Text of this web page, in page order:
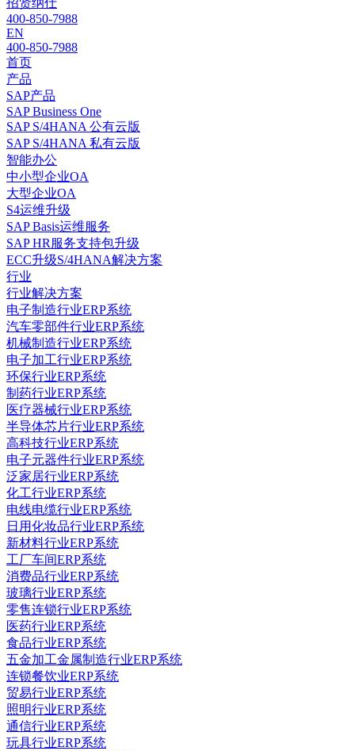
招贤纳仕
400-850-7988
EN
400-850-7988
首页
产品
SAP产品
SAP Business One
SAP S/4HANA 公有云版
SAP S/4HANA 私有云版
智能办公
中小型企业OA
大型企业OA
S4运维升级
SAP Basis运维服务
SAP HR服务支持包升级
ECC升级S/4HANA解决方案
行业
行业解决方案
电子制造行业ERP系统
汽车零部件行业ERP系统
机械制造行业ERP系统
电子加工行业ERP系统
环保行业ERP系统
制药行业ERP系统
医疗器械行业ERP系统
半导体芯片行业ERP系统
高科技行业ERP系统
电子元器件行业ERP系统
泛家居行业ERP系统
化工行业ERP系统
电线电缆行业ERP系统
日用化妆品行业ERP系统
新材料行业ERP系统
工厂车间ERP系统
消费品行业ERP系统
玻璃行业ERP系统
零售连锁行业ERP系统
医药行业ERP系统
食品行业ERP系统
五金加工金属制造行业ERP系统
连锁餐饮业ERP系统
贸易行业ERP系统
照明行业ERP系统
通信行业ERP系统
玩具行业ERP系统